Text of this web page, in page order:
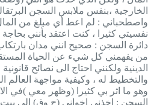
الخارجية ،بنفس ملابس السجن
واصطحباني : لم اعط أي مبلغ من
نفسيتي كثيرا ، كنت اعتقد بأنني
دائرة السجن : صحيح انني مدان
من يفهمني كل شيء عن الحياة
الدينية ولكنني احتاج الى نصائح
والتخطيط له ، وكيفية مواجهة العالم
وهو ما اثر بي كثيرا (وظهر معي )في
السجن : اخذني اخواني (ح وق) الى